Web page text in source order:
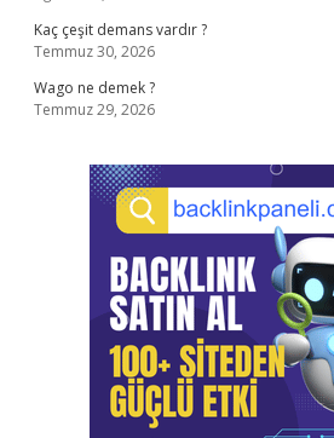
Kaç çeşit demans vardır ?
Temmuz 30, 2026
Wago ne demek ?
Temmuz 29, 2026